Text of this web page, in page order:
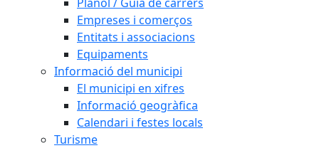
Empreses i comerços
Entitats i associacions
Equipaments
Informació del municipi
El municipi en xifres
Informació geogràfica
Calendari i festes locals
Turisme